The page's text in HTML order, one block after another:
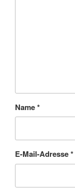
Name*
E-Mail-Adresse*